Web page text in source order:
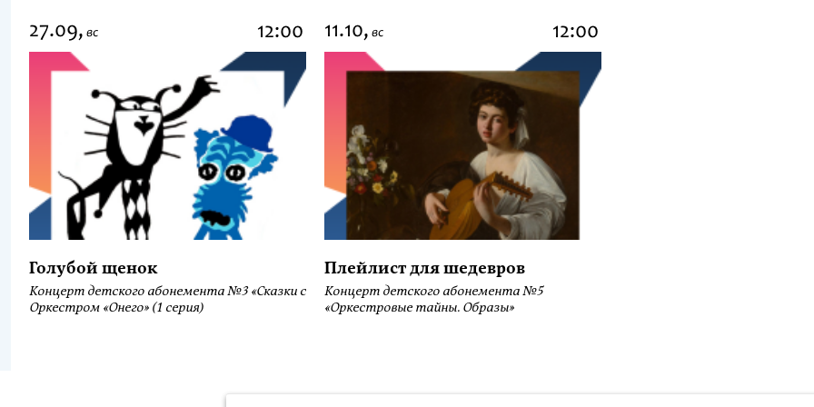
27.09, вс 12:00
Голубой щенок
Концерт детского абонемента №3 «Сказки с
Оркестром «Онего» (1 серия)
11.10, вс 12:00
Плейлист для шедевров
Концерт детского абонемента №5
«Оркестровые тайны. Образы»
Продолжая использовать наш сайт, вы даёте согласие на обработку файлов Cookies и использование сервисов веб-аналитики